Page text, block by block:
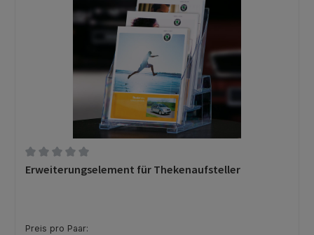
Durchschnittliche Bewertung von 0 von 5 Sternen
Erweiterungselement für Thekenaufsteller
Preis pro Paar: